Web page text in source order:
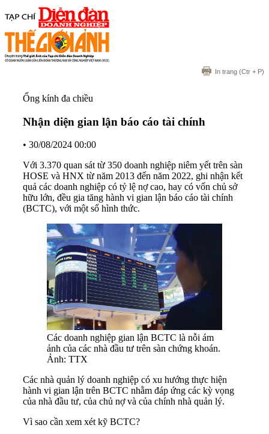
In trang (Ctr + P)
Ống kính đa chiều
Nhận diện gian lận báo cáo tài chính
• 30/08/2024 00:00
Với 3.370 quan sát từ 350 doanh nghiệp niêm yết trên sàn
HOSE và HNX từ năm 2013 đến năm 2022, ghi nhận kết
quả các doanh nghiệp có tỷ lệ nợ cao, hay có vốn chủ sở
hữu lớn, đều gia tăng hành vi gian lận báo cáo tài chính
(BCTC), với một số hình thức.
Các doanh nghiệp gian lận BCTC là nỗi ám
ảnh của các nhà đầu tư trên sàn chứng khoán.
Ảnh: TTX
Các nhà quản lý doanh nghiệp có xu hướng thực hiện
hành vi gian lận trên BCTC nhằm đáp ứng các kỳ vọng
của nhà đầu tư, của chủ nợ và của chính nhà quản lý.
Vì sao cần xem xét kỹ BCTC?